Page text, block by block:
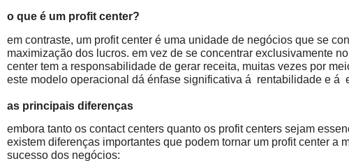
o que é um profit center?
em contraste, um profit center é uma unidade de negócios que se
maximização dos lucros. em vez de se concentrar exclusivamente
center tem a responsabilidade de gerar receita, muitas vezes por
este modelo operacional dá énfase significativa á rentabilidade e á
as principais diferenças
embora tanto os contact centers quanto os profit centers sejam
existem diferenças importantes que podem tornar um profit center a
sucesso dos negócios: